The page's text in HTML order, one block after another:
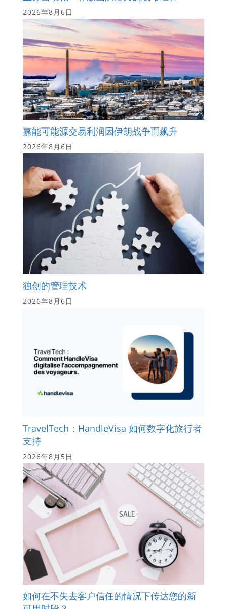
2026年8月6日
嘉能可能源交易利润因伊朗战争而飙升
2026年8月6日
独创的管理技术
2026年8月6日
TravelTech：HandleVisa 如何数字化旅行者
支持
2026年8月5日
如何在不失去客户信任的情况下传达您的新